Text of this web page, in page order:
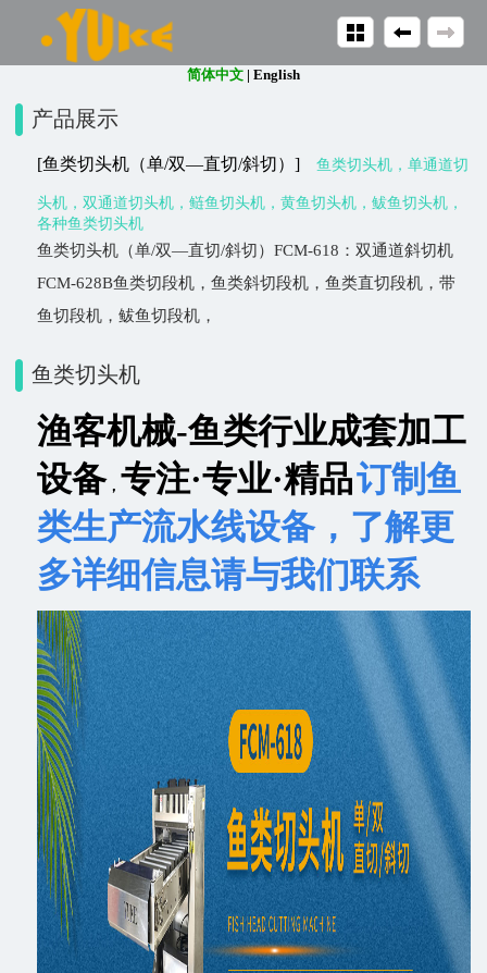
产品展示
[鱼类切头机（单/双—直切/斜切）] 鱼类切头机，单通道切
头机，双通道切头机，鲢鱼切头机，黄鱼切头机，鲅鱼切头机，
各种鱼类切头机
鱼类切头机（单/双—直切/斜切）FCM-618：双通道斜切机
FCM-628B鱼类切段机，鱼类斜切段机，鱼类直切段机，带
鱼切段机，鲅鱼切段机，
鱼类切头机
渔客机械-鱼类行业成套加工
设备 ， 专注·专业·精品订制鱼
类生产流水线设备，了解更
多详细信息请与我们联系
简体中文 | English